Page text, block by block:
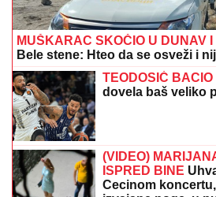
(VIDEO)
ISPRED BINE
Cecinom
izvajane noge, u
pevačica uživa sa